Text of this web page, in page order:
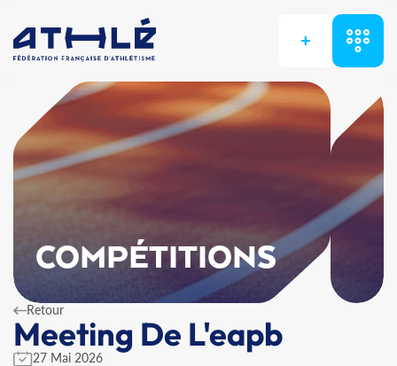
+
COMPÉTITIONS
Retour
Meeting De L'eapb
27 Mai 2026